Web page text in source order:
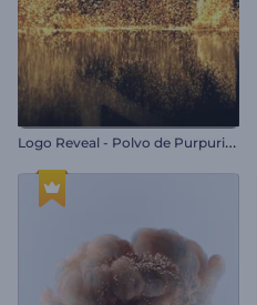
L
ogo Reveal - Polvo de Purpurina